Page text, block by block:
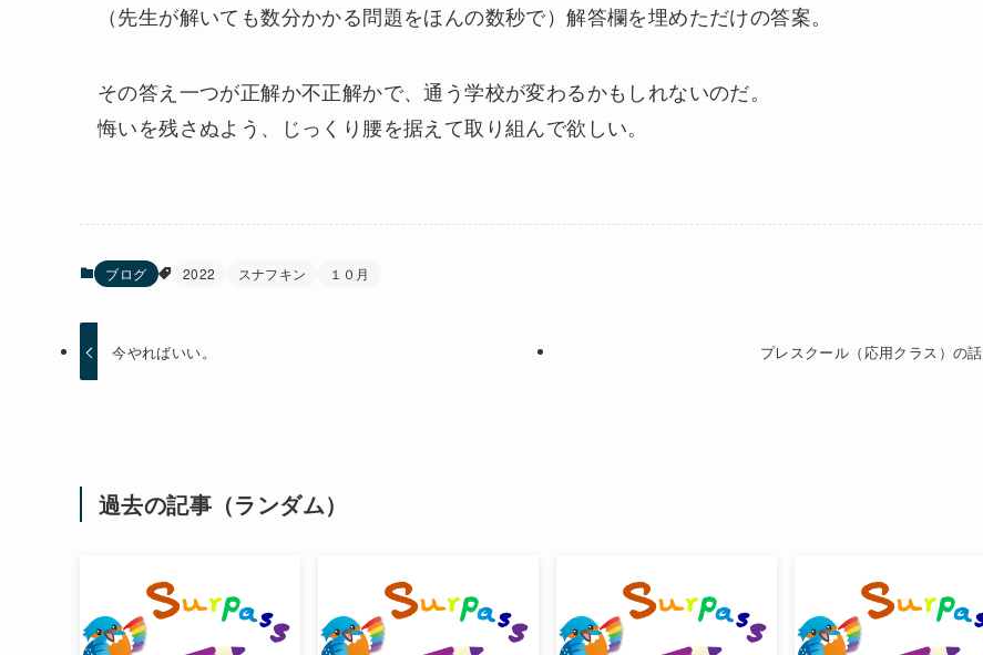
（先生が解いても数分かかる問題をほんの数秒で）解答欄を埋めただけの答案。
その答え一つが正解か不正解かで、通う学校が変わるかもしれないのだ。
悔いを残さぬよう、じっくり腰を据えて取り組んで欲しい。
ブログ 2022 スナフキン １０月
今やればいい。 プレスクール（応用クラス）の話
過去の記事（ランダム）